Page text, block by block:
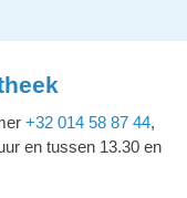
+32 014 58 87 44,
en tussen 13.30 en